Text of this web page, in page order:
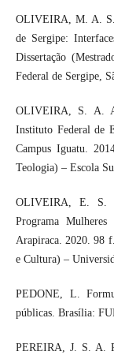
OLIVEIRA, M. A.
de Sergipe:
Dissertação
Federal de Sergipe,
OLIVEIRA, S. A.
Instituto Federal de
Campus Iguatu.
Teologia) – Escola
OLIVEIRA, E. S.
Programa
Arapiraca. 2020. 98
e Cultura) –
PEDONE, L.
públicas. Brasília:
PEREIRA, J. S. A.